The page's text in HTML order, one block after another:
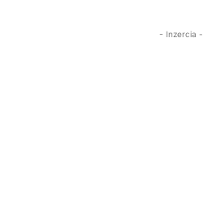
- Inzercia -